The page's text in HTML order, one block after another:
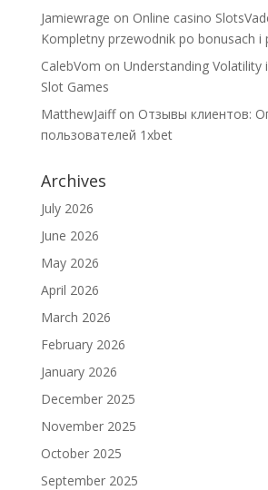
Jamiewrage on Online casino
Kompletny przewodnik po bonusach i
CalebVom on Understanding Volatility
Slot Games
MatthewJaiffon Отзывы клиентов:
пользователей 1xbet
Archives
July 2026
June 2026
May 2026
April 2026
March 2026
February 2026
January 2026
December 2025
November 2025
October 2025
September 2025